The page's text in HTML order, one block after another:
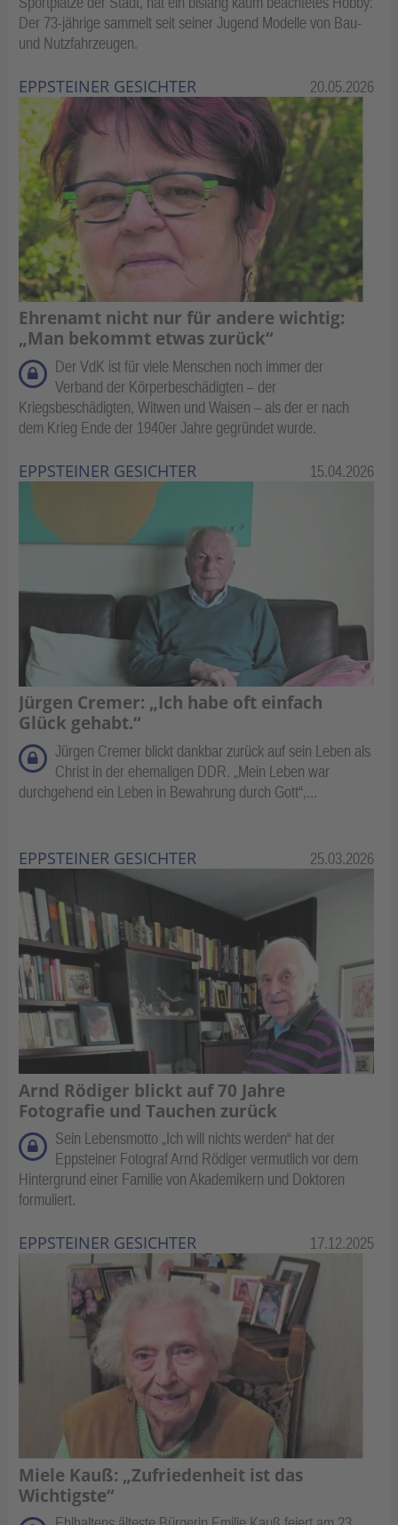
Der 73-jährige sammelt seit seiner Jugend Modelle von Bau-
und Nutzfahrzeugen.
20.05.2026
Kategorie:
EPPSTEINER GESICHTER
Ehrenamt nicht nur für andere wichtig:
„Man bekommt etwas zurück“
Der VdK ist für viele Menschen noch immer der
Verband der Körperbeschädigten – der
Kriegsbeschädigten, Witwen und Waisen – als der er nach
dem Krieg Ende der 1940er Jahre gegründet wurde.
15.04.2026
Kategorie:
EPPSTEINER GESICHTER
Jürgen Cremer: „Ich habe oft einfach
Glück gehabt.“
Jürgen Cremer blickt dankbar zurück auf sein Leben als
Christ in der ehemaligen DDR. „Mein Leben war
durchgehend ein Leben in Bewahrung durch Gott“,...
25.03.2026
Kategorie:
EPPSTEINER GESICHTER
Arnd Rödiger blickt auf 70 Jahre
Fotografie und Tauchen zurück
Sein Lebensmotto „Ich will nichts werden“ hat der
Eppsteiner Fotograf Arnd Rödiger vermutlich vor dem
Hintergrund einer Familie von Akademikern und Doktoren
formuliert.
17.12.2025
Kategorie:
EPPSTEINER GESICHTER
Miele Kauß: „Zufriedenheit ist das
Wichtigste“